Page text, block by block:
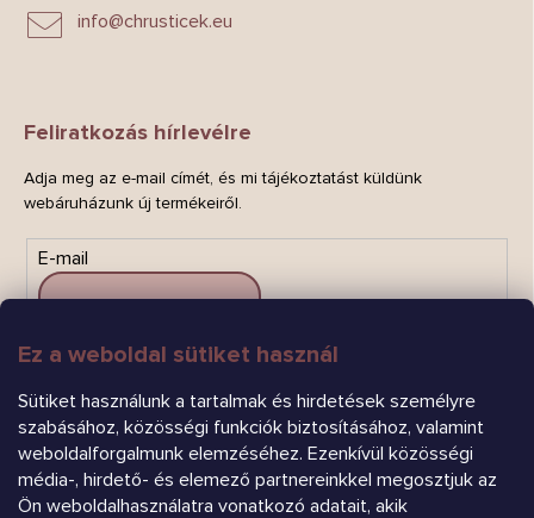
Ez a weboldal sütiket használ
Sütiket használunk a tartalmak és hirdetések személyre
szabásához, közösségi funkciók biztosításához, valamint
weboldalforgalmunk elemzéséhez. Ezenkívül közösségi
média-, hirdető- és elemező partnereinkkel megosztjuk az
Ön weboldalhasználatra vonatkozó adatait, akik
info@chrusticek.eu
Feliratkozás hírlevélre
Adja meg az e-mail címét, és mi tájékoztatást küldünk
webáruházunk új termékeiről.
E-mail
FELIRATKOZÁS